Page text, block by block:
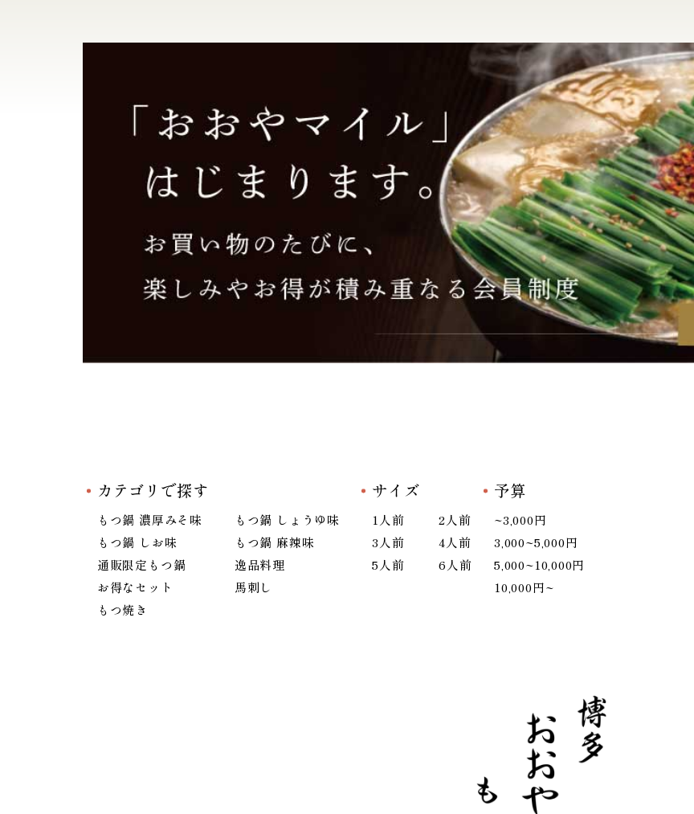
カテゴリで探す
もつ鍋 濃厚みそ味
もつ鍋 しょうゆ味
もつ鍋 しお味
もつ鍋 麻辣味
通販限定もつ鍋
逸品料理
お得なセット
馬刺し
もつ焼き
サイズ
1人前
2人前
3人前
4人前
5人前
6人前
予算
~3,000円
3,000~5,000円
5,000~10,000円
10,000円~